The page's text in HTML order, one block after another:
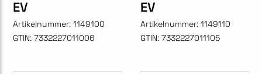
EV
Artikelnummer: 1149100
GTIN: 7332227011006
EV
Artikelnummer: 1149110
GTIN: 7332227011105